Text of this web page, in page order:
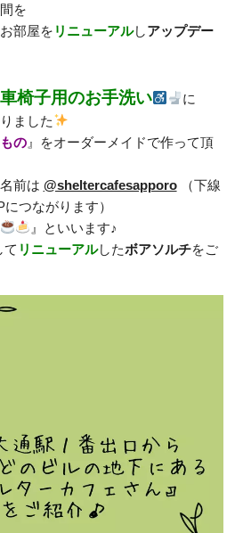
を
部屋を リニューアルしアップデー
車椅子用のお手洗い
に
ました
の』をオーダーメイドで作って頂
前は @sheltercafesapporo（下線
つながります）
』といいます♪
て リニューアルしたボアソルチをご